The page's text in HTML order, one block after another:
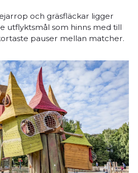
och gräsfläckar ligger
utflyktsmål som hinns med till
pauser mellan matcher.